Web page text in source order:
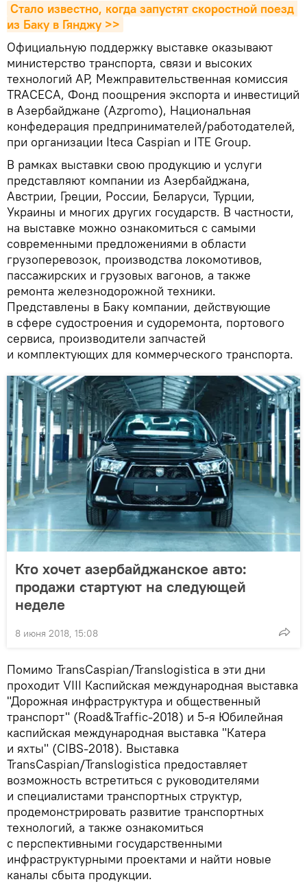
Стало известно, когда запустят скоростной поезд
из Баку в Гянджу >>
Официальную поддержку выставке оказывают
министерство транспорта, связи и высоких
технологий АР, Межправительственная комиссия
TRACECA, Фонд поощрения экспорта и инвестиций
в Азербайджане (Azpromo), Национальная
конфедерация предпринимателей/работодателей,
при организации Iteca Caspian и ITE Group.
В рамках выставки свою продукцию и услуги
представляют компании из Азербайджана,
Австрии, Греции, России, Беларуси, Турции,
Украины и многих других государств. В частности,
на выставке можно ознакомиться с самыми
современными предложениями в области
грузоперевозок, производства локомотивов,
пассажирских и грузовых вагонов, а также
ремонта железнодорожной техники.
Представлены в Баку компании, действующие
в сфере судостроения и судоремонта, портового
сервиса, производители запчастей
и комплектующих для коммерческого транспорта.
Кто хочет азербайджанское авто:
продажи стартуют на следующей
неделе
8 июня 2018, 15:08
Помимо TransCaspian/Translogistica в эти дни
проходит VIII Каспийская международная выставка
"Дорожная инфраструктура и общественный
транспорт" (Road&Traffic-2018) и 5-я Юбилейная
каспийская международная выставка "Катера
и яхты" (CIBS-2018). Выставка
TransCaspian/Translogistica предоставляет
возможность встретиться с руководителями
и специалистами транспортных структур,
продемонстрировать развитие транспортных
технологий, а также ознакомиться
с перспективными государственными
инфраструктурными проектами и найти новые
каналы сбыта продукции.